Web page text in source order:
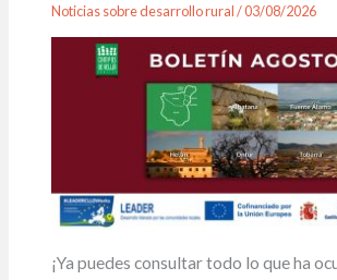
Noticias sobre desarrollo rural/03/08/2026
¡Ya puedes consultar todo lo que ha